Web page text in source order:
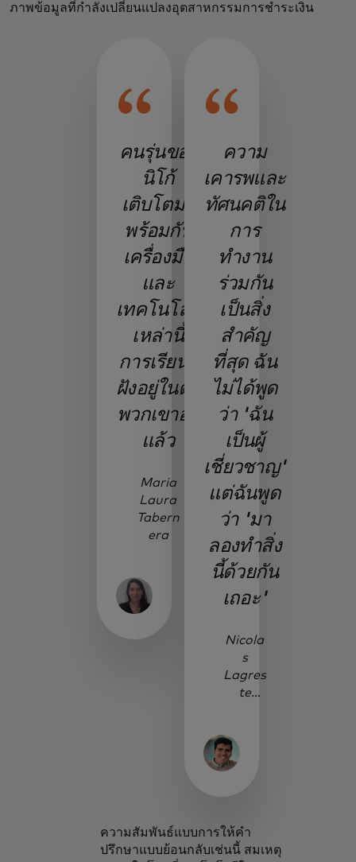
ภาพข้อมูลที่กำลังเปลี่ยนแปลงอุตสาหกรรมการชำระเงิน
คนรุ่นของ
นิโก้
เติบโตมา
พร้อมกับ
เครื่องมือ
และ
เทคโนโลยี
เหล่านี้
การเรียนรู้
ฝังอยู่ในตัว
พวกเขาอยู่
แล้ว
Maria
Laura
Tabern
era
ความ
เคารพและ
ทัศนคติใน
การ
ทำงาน
ร่วมกัน
เป็นสิ่ง
สำคัญ
ที่สุด ฉัน
ไม่ได้พูด
ว่า 'ฉัน
เป็นผู้
เชี่ยวชาญ'
แต่ฉันพูด
ว่า 'มา
ลองทำสิ่ง
นี้ด้วยกัน
เถอะ'
Nicola
s
Lagres
te
ความสัมพันธ์แบบการให้คำ
ปรึกษาแบบย้อนกลับเช่นนี้ สมเหตุ